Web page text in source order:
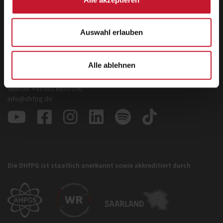
Auswahl erlauben
Alle ablehnen
Gesundheitsmanagement GmbH
Zentrale
Telefon: +49 681 6855-150
Telefax: +49 681 6855-190
info@dhfpg.de
Die DHfPG ist staatlich anerkannt sowie akkreditiert durch